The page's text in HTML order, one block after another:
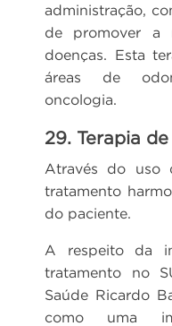
administração,
de promover a
doenças. Esta
áreas de
oncologia.
29. Terapia
Através do uso
tratamento
do paciente.
A respeito da
tratamento no
Saúde Ricardo
como uma